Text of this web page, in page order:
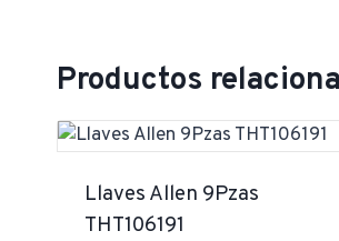
Productos
Llaves Allen 9Pzas
THT106191